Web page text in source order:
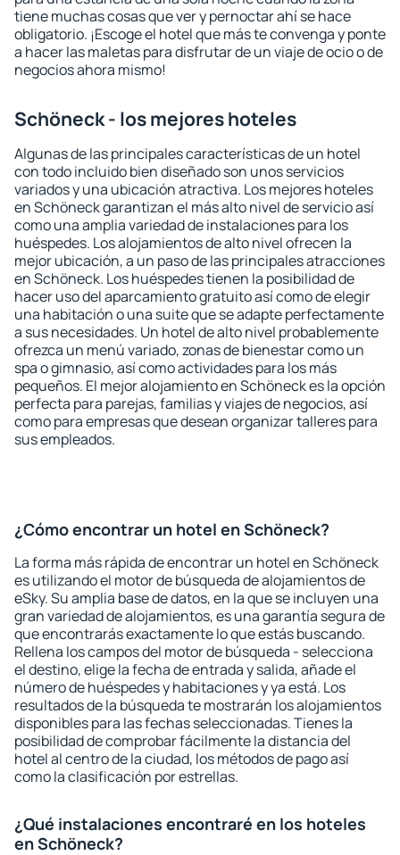
tiene muchas cosas que ver y pernoctar ahí se hace
obligatorio. ¡Escoge el hotel que más te convenga y ponte
a hacer las maletas para disfrutar de un viaje de ocio o de
negocios ahora mismo!
Schöneck - los mejores hoteles
Algunas de las principales características de un hotel
con todo incluido bien diseñado son unos servicios
variados y una ubicación atractiva. Los mejores hoteles
en Schöneck garantizan el más alto nivel de servicio así
como una amplia variedad de instalaciones para los
huéspedes. Los alojamientos de alto nivel ofrecen la
mejor ubicación, a un paso de las principales atracciones
en Schöneck. Los huéspedes tienen la posibilidad de
hacer uso del aparcamiento gratuito así como de elegir
una habitación o una suite que se adapte perfectamente
a sus necesidades. Un hotel de alto nivel probablemente
ofrezca un menú variado, zonas de bienestar como un
spa o gimnasio, así como actividades para los más
pequeños. El mejor alojamiento en Schöneck es la opción
perfecta para parejas, familias y viajes de negocios, así
como para empresas que desean organizar talleres para
sus empleados.
¿Cómo encontrar un hotel en Schöneck?
La forma más rápida de encontrar un hotel en Schöneck
es utilizando el motor de búsqueda de alojamientos de
eSky. Su amplia base de datos, en la que se incluyen una
gran variedad de alojamientos, es una garantía segura de
que encontrarás exactamente lo que estás buscando.
Rellena los campos del motor de búsqueda - selecciona
el destino, elige la fecha de entrada y salida, añade el
número de huéspedes y habitaciones y ya está. Los
resultados de la búsqueda te mostrarán los alojamientos
disponibles para las fechas seleccionadas. Tienes la
posibilidad de comprobar fácilmente la distancia del
hotel al centro de la ciudad, los métodos de pago así
como la clasificación por estrellas.
¿Qué instalaciones encontraré en los hoteles
en Schöneck?